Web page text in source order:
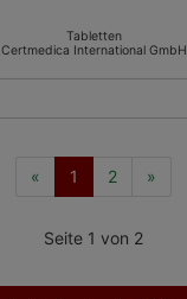
Tabletten
Certmedica International GmbH
« 1 (current)
2 »
Seite 1 von 2